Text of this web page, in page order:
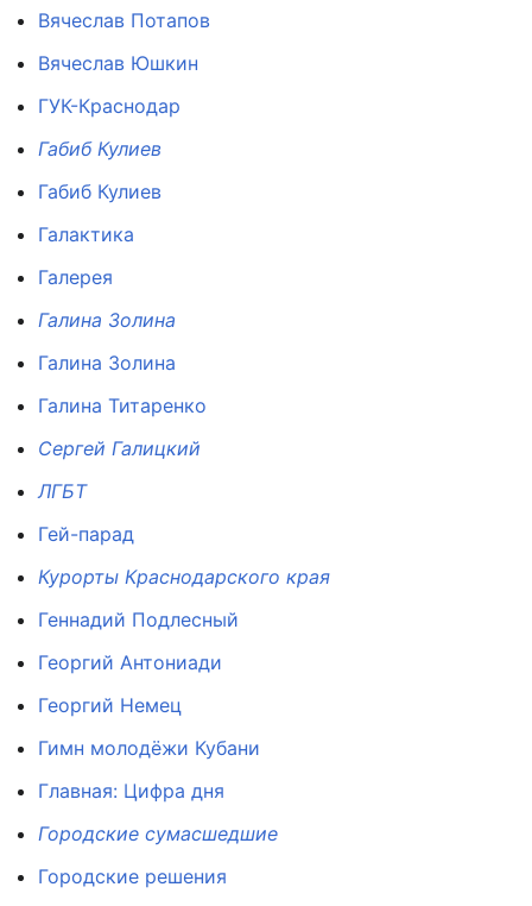
Вячеслав Потапов
Вячеслав Юшкин
ГУК-Краснодар
Габиб Кулиев
Габиб Кулиев
Галактика
Галерея
Галина Золина
Галина Золина
Галина Титаренко
Сергей Галицкий
ЛГБТ
Гей-парад
Курорты Краснодарского края
Геннадий Подлесный
Георгий Антониади
Георгий Немец
Гимн молодёжи Кубани
Главная: Цифра дня
Городские сумасшедшие
Городские решения